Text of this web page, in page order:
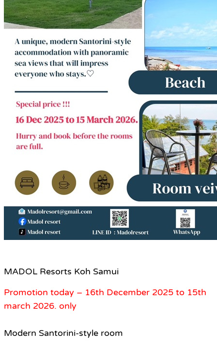
MADOL Resorts Koh Samui
Promotion today – 16th December 2025 to 15th
march 2026. only
Modern Santorini-style room